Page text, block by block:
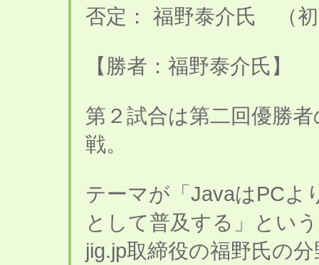
否定： 福野泰介氏 （
【勝者：福野泰介氏】
第２試合は第二回優勝
戦。
テーマが「JavaはPCよ
として普及する」とい
jig.jp取締役の福野氏の